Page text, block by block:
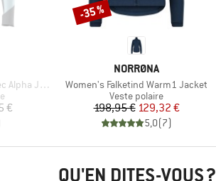
Jacket
€
MARQUE
NORRØNA
Article
Women's Falketind Warm1 Jacket
Product group
Veste polaire
Prix
198,95 €Prix réduit
129,32 €
5,0(7)
Remise
-35 %
QU'EN DITES-VOUS ?